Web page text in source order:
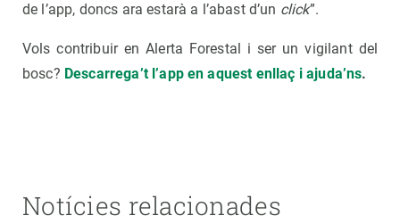
de l’app, doncs ara estarà a l’abast d’un click”.
Vols contribuir en Alerta Forestal i ser un vigilant del
bosc? Descarrega’t l’app en aquest enllaç i ajuda’ns.
Notícies relacionades